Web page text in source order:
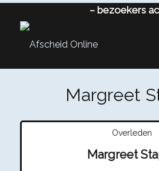
– bezoekers
Margreet
Overleden
Margreet